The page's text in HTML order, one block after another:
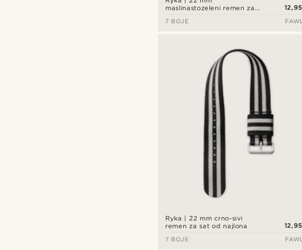
maslinastozeleni remen za
7 BOJE
Ryka | 22 mm crno-sivi
remen za sat od najlona
7 BOJE